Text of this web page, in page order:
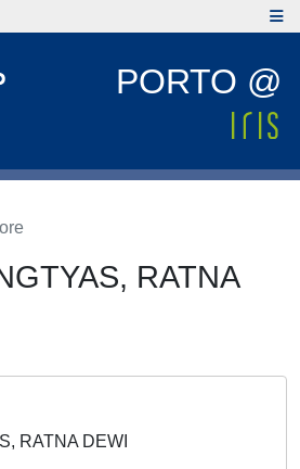
PORTO @
RATNA
RATNA DEWI